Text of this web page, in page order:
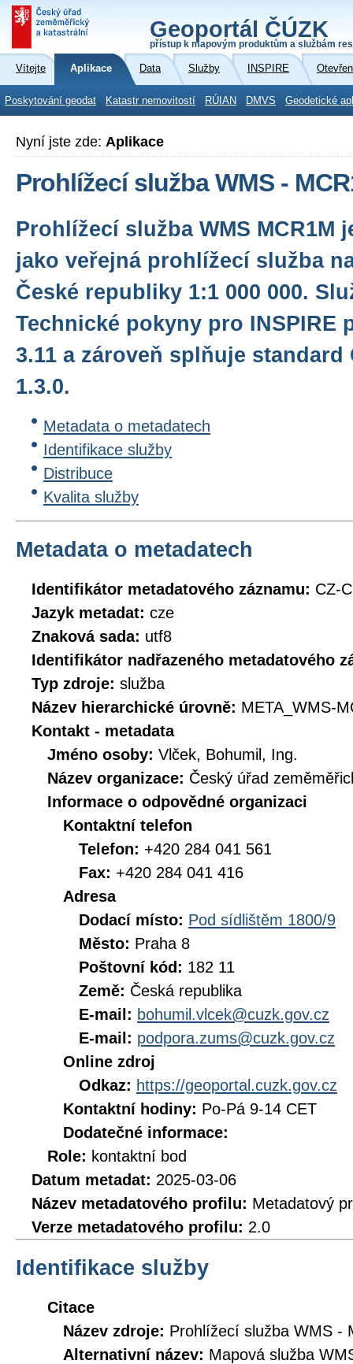
Geoportál ČÚZK
přístup k mapovým produktům a službám
Vítejte Aplikace Data Služby INSPIRE
Poskytování geodat Katastr nemovitostí RÚIAN DMVS Geodetické
Nyní jste zde: Aplikace
Prohlížecí služba WMS -
Prohlížecí služba WMS MCR1M
jako veřejná prohlížecí služba
České republiky 1:1 000 000.
Technické pokyny pro INSPIRE
3.11 a zároveň splňuje standard
1.3.0.
Metadata o metadatech
Identifikace služby
Distribuce
Kvalita služby
Metadata o metadatech
Identifikátor metadatového záznamu: CZ-
Jazyk metadat: cze
Znaková sada: utf8
Identifikátor nadřazeného metadatového
Typ zdroje: služba
Název hierarchické úrovně: META_WMS-
Kontakt - metadata
Jméno osoby: Vlček, Bohumil, Ing.
Název organizace: Český úřad
Informace o odpovědné organizaci
Kontaktní telefon
Telefon: +420 284 041 561
Fax: +420 284 041 416
Adresa
Dodací místo: Pod sídlištěm 1800/9
Město: Praha 8
Poštovní kód: 182 11
Země: Česká republika
E-mail: bohumil.vlcek@cuzk.gov.cz
E-mail: podpora.zums@cuzk.gov.cz
Online zdroj
Odkaz: https://geoportal.cuzk.gov.cz
Kontaktní hodiny: Po-Pá 9-14 CET
Dodatečné informace:
Role: kontaktní bod
Datum metadat: 2025-03-06
Název metadatového profilu: Metadatový
Verze metadatového profilu: 2.0
Identifikace služby
Citace
Název zdroje: Prohlížecí služba WMS -
Alternativní název: Mapová služba